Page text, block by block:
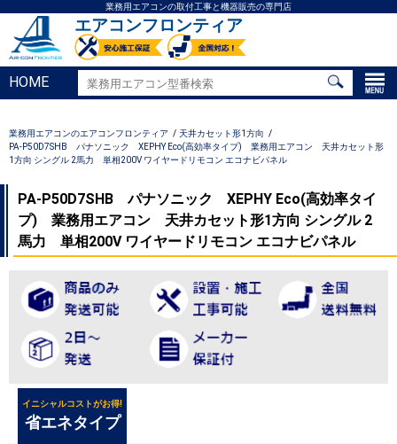
業務用エアコンの取付工事と機器販売の専門店
エアコンフロンティア
HOME
業務用エアコンのエアコンフロンティア
天井カセット形1方向
PA-P50D7SHB パナソニック XEPHY Eco(高効率タイプ) 業務用エアコン 天井カセット形
1方向 シングル 2馬力 単相200V ワイヤードリモコン エコナビパネル
PA-P50D7SHB パナソニック XEPHY Eco(高効率タイ
プ) 業務用エアコン 天井カセット形1方向 シングル 2
馬力 単相200V ワイヤードリモコン エコナビパネル
イニシャルコストがお得!
省エネタイプ